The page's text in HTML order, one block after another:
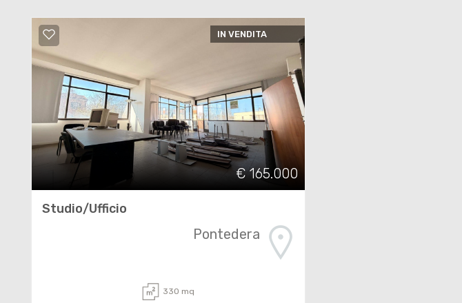
IN VENDITA
€ 165.000
Studio/Ufficio
Pontedera
330 mq